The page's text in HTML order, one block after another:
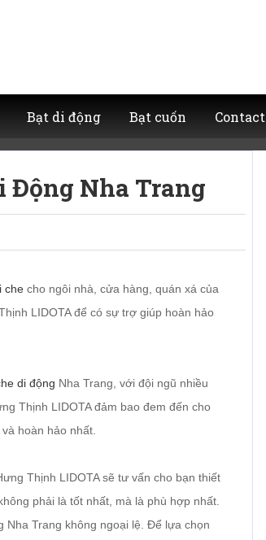
Bạt di động Bạt cuốn Contact
Động Nha Trang
che cho ngôi nhà, cửa hàng, quán xá của
LIDOTA để có sự trợ giúp hoàn hảo
di động Nha Trang, với đội ngũ nhiều
Thịnh LIDOTA đảm bao đem đến cho
hoàn hảo nhất.
Thịnh LIDOTA sẽ tư vấn cho bạn thiết
phải là tốt nhất, mà là phù hợp nhất.
Trang không ngoại lệ. Để lựa chọn